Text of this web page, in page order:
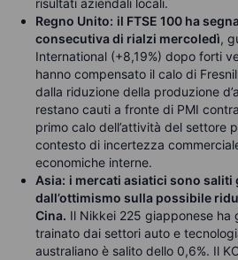
risultati aziendali locali.
Regno Unito: il FTSE 100 ha
consecutiva di rialzi mercoledì,
International (+8,19%) dopo forti
hanno compensato il calo di
dalla riduzione della produzione
restano cauti a fronte di PMI
primo calo dell’attività del settore
contesto di incertezza
economiche interne.
Asia: i mercati asiatici sono saliti
dall’ottimismo sulla possibile
Cina. Il Nikkei 225 giapponese ha
trainato dai settori auto e
australiano è salito dello 0,6%. Il